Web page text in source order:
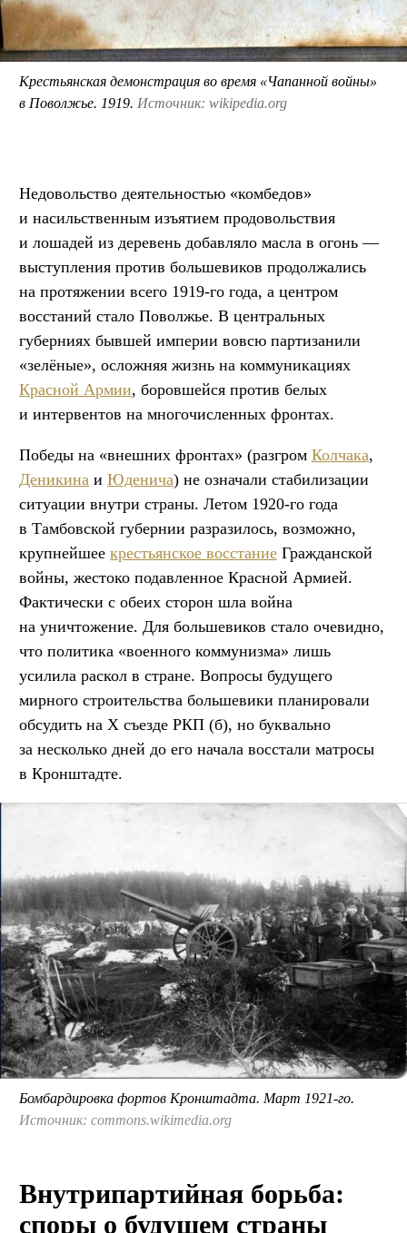
Крестьянская демонстрация во время «Чапанной войны»
в Поволжье. 1919. Источник: wikipedia.org
Недовольство деятельностью «комбедов»
и насильственным изъятием продовольствия
и лошадей из деревень добавляло масла в огонь —
выступления против большевиков продолжались
на протяжении всего 1919-го года, а центром
восстаний стало Поволжье. В центральных
губерниях бывшей империи вовсю партизанили
«зелёные», осложняя жизнь на коммуникациях
Красной Армии, боровшейся против белых
и интервентов на многочисленных фронтах.
Победы на «внешних фронтах» (разгром Колчака,
Деникина и Юденича) не означали стабилизации
ситуации внутри страны. Летом 1920-го года
в Тамбовской губернии разразилось, возможно,
крупнейшее крестьянское восстание Гражданской
войны, жестоко подавленное Красной Армией.
Фактически с обеих сторон шла война
на уничтожение. Для большевиков стало очевидно,
что политика «военного коммунизма» лишь
усилила раскол в стране. Вопросы будущего
мирного строительства большевики планировали
обсудить на X съезде РКП (б), но буквально
за несколько дней до его начала восстали матросы
в Кронштадте.
Бомбардировка фортов Кронштадта. Март 1921-го.
Источник: commons.wikimedia.org
Внутрипартийная борьба:
споры о будущем страны